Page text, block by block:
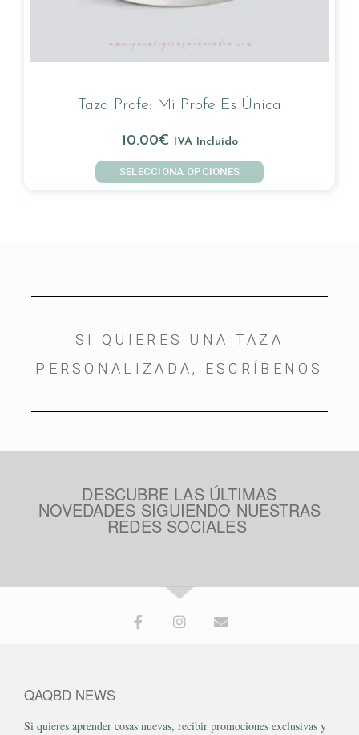
Taza Profe: Mi Profe Es Única
10.00€ IVA Incluido
SELECCIONA OPCIONES
SI QUIERES UNA TAZA
PERSONALIZADA, ESCRÍBENOS
DESCUBRE LAS ÚLTIMAS
NOVEDADES SIGUIENDO NUESTRAS
REDES SOCIALES
QAQBD NEWS
Si quieres aprender cosas nuevas, recibir promociones exclusivas y